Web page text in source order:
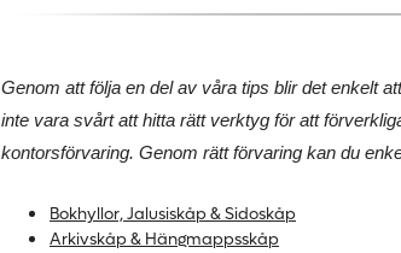
Genom att följa en del av våra tips blir det enkelt
inte vara svårt att hitta rätt verktyg för att
kontorsförvaring. Genom rätt förvaring kan du
Bokhyllor, Jalusiskåp & Sidoskåp
Arkivskåp & Hängmappsskåp